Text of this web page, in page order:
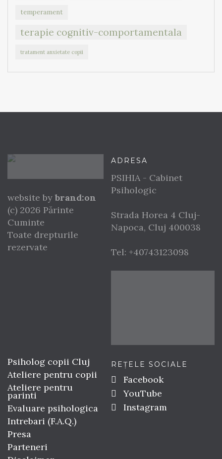
temperament
terapie cognitiv-comportamentala
tratament anxietate copii
website by brand:on
(c) 2026 Părinte
Cuminte
Toate drepturile
rezervate
ADRESA
PSIHIA - Cabinet
Psihologic
Strada Horea 4 Cluj-
Napoca, Cluj 400038
Tel: +40743123098
Psiholog copii Cluj
Ateliere pentru copii
Ateliere pentru
parinti
Evaluare psihologica
Intrebari (F.A.Q.)
Presa
Parteneri
REȚELE SOCIALE
Facebook
YouTube
Instagram